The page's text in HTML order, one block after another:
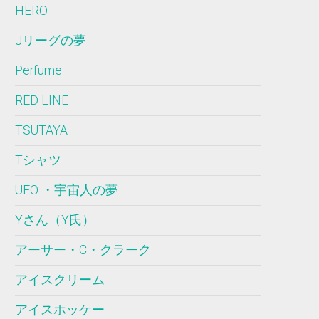
HERO
Jリーグの夢
Perfume
RED LINE
TSUTAYA
Tシャツ
UFO ・宇宙人の夢
Yさん（Y氏）
アーサー・C・クラーク
アイスクリーム
アイスホッケー